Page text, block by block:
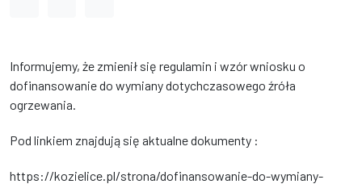
Informujemy, że zmienił się regulamin i wzór wniosku o
dofinansowanie do wymiany dotychczasowego źróła
ogrzewania.
Pod linkiem znajdują się aktualne dokumenty :
https://kozielice.pl/strona/dofinansowanie-do-wymiany-